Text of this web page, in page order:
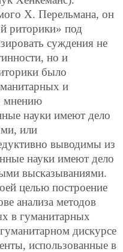
Х. Перельмана, он
риторики» под
суждения не
но и
было
и
мнению
науки имеют дело
или
выводимы из
науки имеют дело
высказываниями.
целью построение
анализа методов
в гуманитарных
дискурсе
использованные в